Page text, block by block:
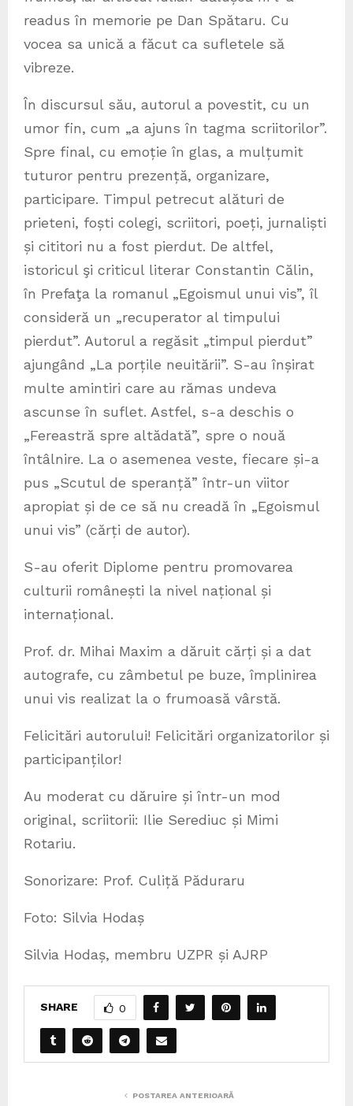
readus în memorie pe Dan Spătaru. Cu
vocea sa unică a făcut ca sufletele să
vibreze.
În discursul său, autorul a povestit, cu un
umor fin, cum „a ajuns în tagma scriitorilor”.
Spre final, cu emoție în glas, a mulțumit
tuturor pentru prezență, organizare,
participare. Timpul petrecut alături de
prieteni, foști colegi, scriitori, poeți, jurnaliști
și cititori nu a fost pierdut. De altfel,
istoricul şi criticul literar Constantin Călin,
în Prefaţa la romanul „Egoismul unui vis”, îl
consideră un „recuperator al timpului
pierdut”. Autorul a regăsit „timpul pierdut”
ajungând „La porțile neuitării”. S-au înșirat
multe amintiri care au rămas undeva
ascunse în suflet. Astfel, s-a deschis o
„Fereastră spre altădată”, spre o nouă
întâlnire. La o asemenea veste, fiecare și-a
pus „Scutul de speranță” într-un viitor
apropiat și de ce să nu creadă în „Egoismul
unui vis” (cărți de autor).
S-au oferit Diplome pentru promovarea
culturii românești la nivel național și
internațional.
Prof. dr. Mihai Maxim a dăruit cărți și a dat
autografe, cu zâmbetul pe buze, împlinirea
unui vis realizat la o frumoasă vârstă.
Felicitări autorului! Felicitări organizatorilor și
participanților!
Au moderat cu dăruire și într-un mod
original, scriitorii: Ilie Serediuc și Mimi
Rotariu.
Sonorizare: Prof. Culiță Păduraru
Foto: Silvia Hodaș
Silvia Hodaș, membru UZPR și AJRP
SHARE 0
POSTAREA ANTERIOARĂ